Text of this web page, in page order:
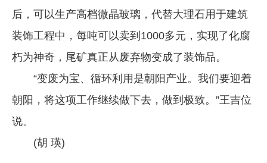
后，可以生产高档微晶玻璃，代替大理石用于建筑
装饰工程中，每吨可以卖到1000多元，实现了化腐
朽为神奇，尾矿真正从废弃物变成了装饰品。
“变废为宝、循环利用是朝阳产业。我们要迎着
朝阳，将这项工作继续做下去，做到极致。”王吉位
说。
(胡 瑛)